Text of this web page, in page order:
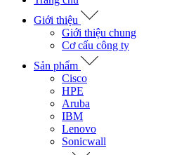
Giới thiệu
Giới thiệu chung
Cơ cấu công ty
Sản phẩm
Cisco
HPE
Aruba
IBM
Lenovo
Sonicwall